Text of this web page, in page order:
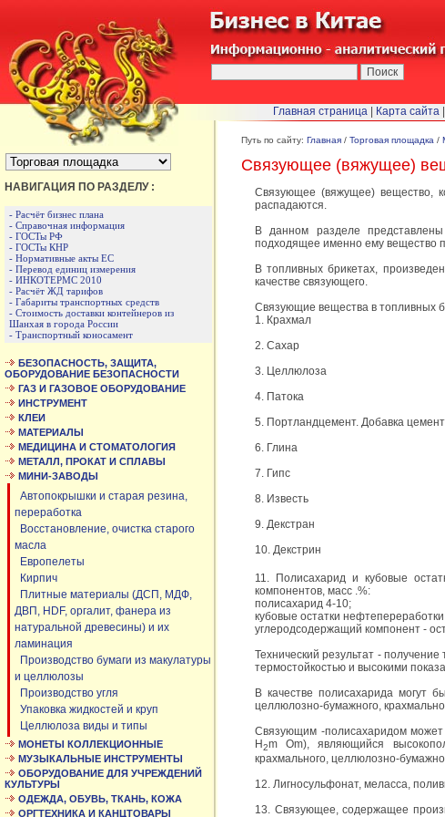
БЫСТРЫЙ ПЕРЕХОД :
НАВИГАЦИЯ ПО РАЗДЕЛУ :
- Расчёт бизнес плана
- Справочная информация
- ГОСТы РФ
- ГОСТы КНР
- Нормативные акты ЕС
- Перевод единиц измерения
- ИНКОТЕРМС 2010
- Расчёт ЖД тарифов
- Габариты транспортных средств
- Стоимость доставки контейнеров из
Шанхая в города России
- Транспортный коносамент
БЕЗОПАСНОСТЬ, ЗАЩИТА,
ОБОРУДОВАНИЕ БЕЗОПАСНОСТИ
ГАЗ И ГАЗОВОЕ ОБОРУДОВАНИЕ
ИНСТРУМЕНТ
КЛЕИ
МАТЕРИАЛЫ
МЕДИЦИНА И СТОМАТОЛОГИЯ
МЕТАЛЛ, ПРОКАТ И СПЛАВЫ
МИНИ-ЗАВОДЫ
Автопокрышки и старая резина,
переработка
Восстановление, очистка старого
масла
Европелеты
Кирпич
Плитные материалы (ДСП, МДФ,
ДВП, HDF, оргалит, фанера из
натуральной древесины) и их
ламинация
Производство бумаги из макулатуры
и целлюлозы
Производство угля
Упаковка жидкостей и круп
Целлюлоза виды и типы
МОНЕТЫ КОЛЛЕКЦИОННЫЕ
МУЗЫКАЛЬНЫЕ ИНСТРУМЕНТЫ
ОБОРУДОВАНИЕ ДЛЯ УЧРЕЖДЕНИЙ
КУЛЬТУРЫ
ОДЕЖДА, ОБУВЬ, ТКАНЬ, КОЖА
ОРГТЕХНИКА И КАНЦТОВАРЫ
Путь по сайту: Главная / Торговая площадка /
Связующее (вяжущее)
Связующее (вяжущее) вещество,
распадаются.
В данном разделе
подходящее именно ему вещество
В топливных брикетах,
качестве связующего.
Связующие вещества в топливных
1. Крахмал
2. Сахар
3. Целлюлоза
4. Патока
5. Портландцемент. Добавка
6. Глина
7. Гипс
8. Известь
9. Декстран
10. Декстрин
11. Полисахарид и кубовые
компонентов, масс .%:
полисахарид 4-10;
кубовые остатки
углеродсодержащий компонент -
Технический результат -
термостойкостью и высокими
В качестве полисахарида могут
целлюлозно-бумажного,
Связующим -полисахаридом может
H2m Om), являющийся
крахмального, целлюлозно-
12. Лигносульфонат, меласса,
13. Связующее, содержащее
Главная страница Карта сайта